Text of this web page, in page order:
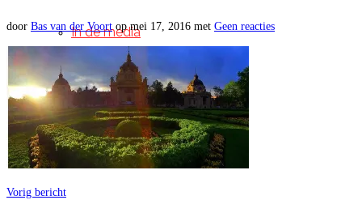
In de media
Contact
Disclaimer
door Bas van der Voort opmei 17, 2016 met Geen reacties
Vorig bericht